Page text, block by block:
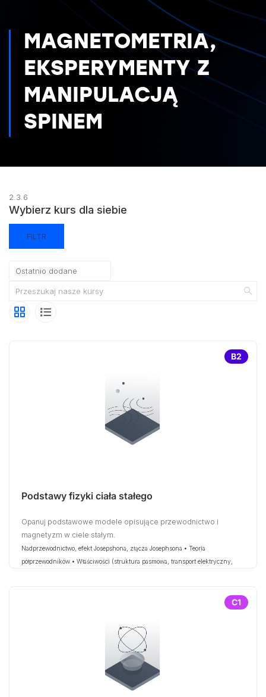
MAGNETOMETRIA,
EKSPERYMENTY Z
MANIPULACJĄ
SPINEM
2.3.6
Wybierz kurs dla siebie
FILTR
B2
Podstawy fizyki ciała stałego
Opanuj podstawowe modele opisujące przewodnictwo i
magnetyzm w ciele stałym.
Nadprzewodnictwo, efekt Josepshona, złącza Josephsona • Teoria
półprzewodników • Właściwości (struktura pasmowa, transport elektryczny,
C1